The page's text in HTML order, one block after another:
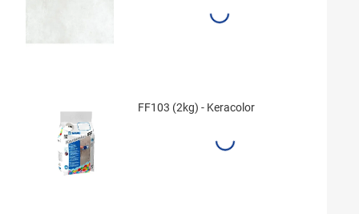
FF103 (2kg) - Keracolor